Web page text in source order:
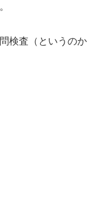
検査（というのか